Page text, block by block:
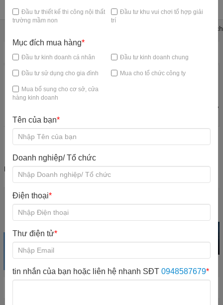
TRANG CHỦ
Thử
Danh mục nổi bật
vui chơi
Đào tạo nhân sự
Nội quy quy định Mổ rộng khu vui
chơi
Khu vui chơi
trong nhà
Trampoline park Iti Game Giải trí
Đầu tư thiết kế thi công nội thất
trường mầm non
Đầu tư khu vui chơi tổ hợp giải
trí
Mục đích mua hàng*
Đầu tư kinh doanh cá nhân Đầu tư kinh doanh chung
Đầu tư sử dụng cho gia đình Mua cho tổ chức công ty
Mua bổ sung cho cơ sở, cửa
hàng kinh doanh
Tên của bạn*
Doanh nghiệp/ Tổ chức
Điện thoại*
Thư điện tử*
tin nhắn của bạn hoặc liên hệ nhanh SĐT 0948587679*